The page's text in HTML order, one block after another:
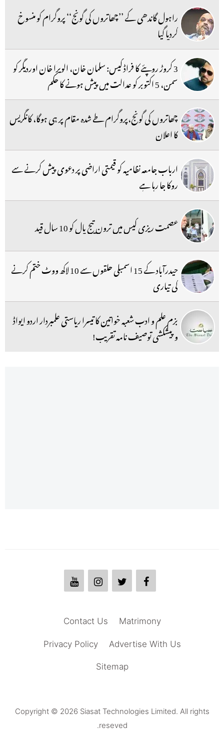
راہول گاندھی کے ’’چھاتروں کی گونج‘‘ پروگرام کو منسوخ
کردیا گیا
3 کروڑ روپئے کا فراڈ کیس: سلمان خان، الویرا خان اوردیگر کو
سمن، 5 اکتوبر کو عدالت میں پیش ہونے کا حکم
چھاتروں کی گونج،پروگرام طے شدہ مقام پر ہی ہوگا، کانگریس
کا اعلان
ارباب جامعہ نظامیہ کو قیمتی اراضی پر دعوی پیش کرنے سے
روکا جا رہا ہے
عصمت ریزی کیس میں ترون تیج پال کو 10 سال قید
حیدرآباد کے 15 اسمبلی حلقوں سے 10 لاکھ ووٹ ختم کرنے
کی تیاری
بزم علم و ادب شعبہ خواتین کا تیسرا ریاستی علمبردار اردو ایواڈ
و پیشکشی توصیف نامہ تقریب!
Matrimony
Contact Us
Advertise With Us
Privacy Policy
Sitemap
Copyright © 2026 Siasat Technologies Limited. All rights
reseved.